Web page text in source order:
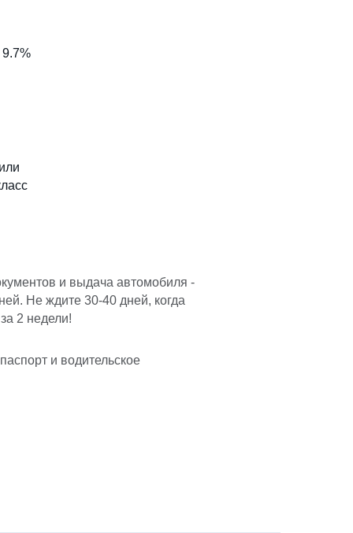
9.7%
и выдача автомобиля -
Не ждите 30-40 дней, когда
2 недели!
и водительское